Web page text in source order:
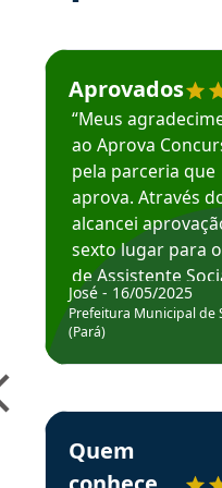
Estudante José
Aprovados
“Meus
ao Aprova
pela parceria que
aprova. Através
alcancei
sexto lugar para
de Assistente
Hoje estou
Prefeitura de
José - 16/05/2025
Prefeitura Municipal de
(Pará)
Estudante Elais
Quem